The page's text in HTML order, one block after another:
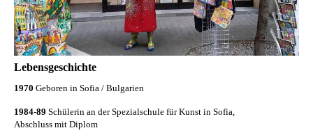
Lebensgeschichte
1970 Geboren in Sofia / Bulgarien
1984-89 Schülerin an der Spezialschule für Kunst in Sofia,
Abschluss mit Diplom